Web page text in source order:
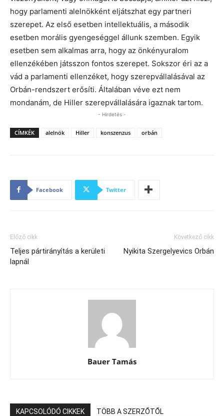
hogy parlamenti alelnökként eljátszhat egy partneri
szerepet. Az első esetben intellektuális, a második
esetben morális gyengeséggel állunk szemben. Egyik
esetben sem alkalmas arra, hogy az önkényuralom
ellenzékében játsszon fontos szerepet. Sokszor éri az a
vád a parlamenti ellenzéket, hogy szerepvállalásával az
Orbán-rendszert erősíti. Általában véve ezt nem
mondanám, de Hiller szerepvállalására igaznak tartom.
- Hirdetés -
CÍMKÉK alelnök Hiller konszenzus orbán
Facebook Twitter
Előző cikk
Teljes pártirányítás a kerületi
lapnál
Következő cikk
Nyikita Szergelyevics Orbán
Bauer Tamás
KAPCSOLÓDÓ CIKKEK TÖBB A SZERZŐTŐL